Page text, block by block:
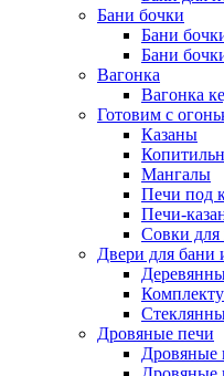
Бани бочки
Бани
Бани
Вагонка
Вагонка
Готовим с
Казаны
Мангалы
Печи под
Печи-
Совки для
Двери для бани
Дровяные печи
Дровяные